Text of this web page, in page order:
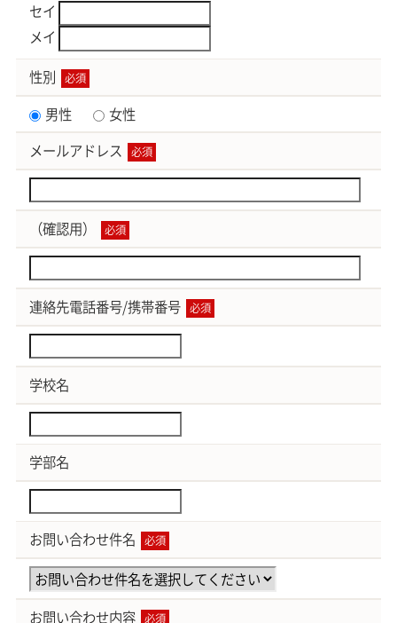
セイ
メイ
性別
必須
男性
女性
メールアドレス
必須
（確認用） 必須
連絡先電話番号/携帯番号 必須
学校名
学部名
お問い合わせ件名 必須
お問い合わせ内容 必須